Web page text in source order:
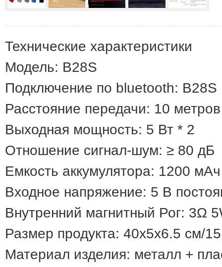
Технические характеристики
Модель: B28S
Подключение по bluetooth: B28S
Расстояние передачи: 10 метров
Выходная мощность: 5 Вт * 2
Отношение сигнал-шум: ≥ 80 дБ
Емкость аккумулятора: 1200 мАч
Входное напряжение: 5 В
Внутренний магнитный Рог: 3Ω
Размер продукта: 40x5x6.5 см/
Материал изделия: металл +